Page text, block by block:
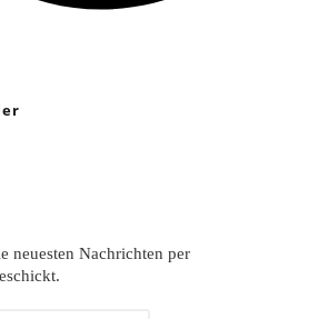
neuesten Nachrichten per